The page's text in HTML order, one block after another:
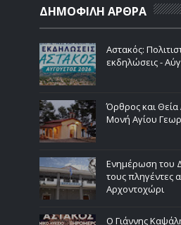
ΔΗΜΟΦΙΛΗ ΑΡΘΡΑ
Αστακός:
εκδηλώσεις -
Όρθρος και Θεία
Μονή Αγίου
Ενημέρωση του
τους πληγέντες
Αρχοντοχώρι
Ο Γιάννης